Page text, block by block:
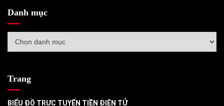
Danh mục
mục
Trang
BIỂU ĐỒ TRỰC TUYẾN TIỀN ĐIỆN TỬ